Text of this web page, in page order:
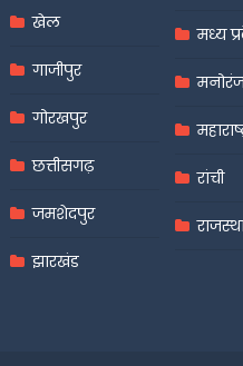
खेल
गाजीपुर
गोरखपुर
छत्तीसगढ़
जमशेदपुर
झारखंड
मध्य
रांची